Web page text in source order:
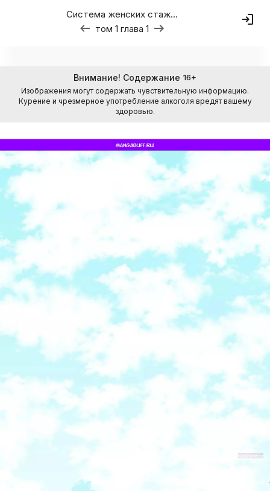
Система женских стажировок
том 1 глава 1
Внимание! Содержание 16+
Изображения могут содержать чувствительную информацию.
Курение и чрезмерное употребление алкоголя вредят вашему
здоровью.